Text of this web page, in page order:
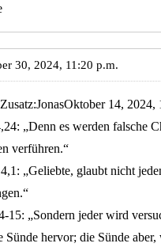
30, 2024, 11:20 p.m.
14, 2024,
„Denn es werden falsche
verführen.“
4,1: „Geliebte, glaubt nicht
15: „Sondern jeder wird
Sünde hervor; die Sünde